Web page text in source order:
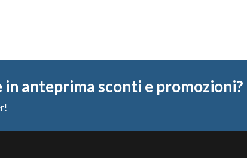
anteprima sconti e promozioni?